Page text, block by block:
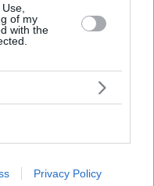
of my
with the
Privacy Policy